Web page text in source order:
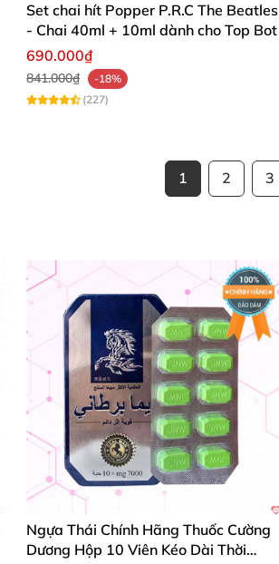
Set chai hít Popper P.R.C The Beatles
- Chai 40ml + 10ml dành cho Top Bot
690.000₫
841.000₫
-18%
(227)
1 2 3
Ngựa Thái Chính Hãng Thuốc Cường
Dương Hộp 10 Viên Kéo Dài Thời